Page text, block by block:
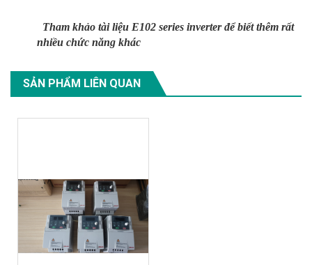
Tham khảo tài liệu E102 series inverter để biết thêm rất
nhiều chức năng khác
SẢN PHẨM LIÊN QUAN